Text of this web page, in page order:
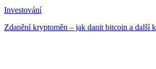
Investování
Zdanění kryptoměn – jak danit bitcoin a další